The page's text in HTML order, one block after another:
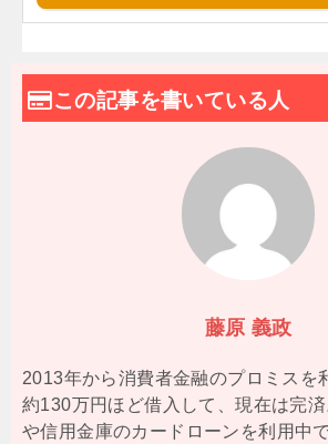
この記事を書いている人
藤原 義政
2013年から消費者金融のプロミスを
約130万円ほど借入して、現在は完
や信用金庫のカードローンを利用中